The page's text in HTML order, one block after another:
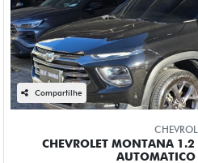
Compartilhe
CHEVROLET ONIX 1.0 TURBO
2023
Fiat
R$